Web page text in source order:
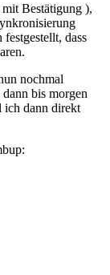
Bestätigung ),
dass
nochmal
bis morgen
ich dann direkt